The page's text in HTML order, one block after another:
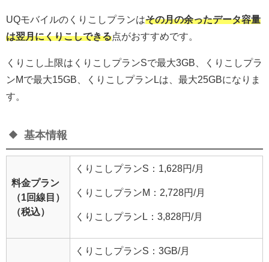
UQモバイルのくりこしプランはその月の余ったデータ容量
は翌月にくりこしできる点がおすすめです。
くりこし上限はくりこしプランSで最大3GB、くりこしプラ
ンMで最大15GB、くりこしプランLは、最大25GBになりま
す。
基本情報
料金プラン
（1回線目）
（税込）
くりこしプランS：1,628円/月
くりこしプランM：2,728円/月
くりこしプランL：3,828円/月
くりこしプランS：3GB/月